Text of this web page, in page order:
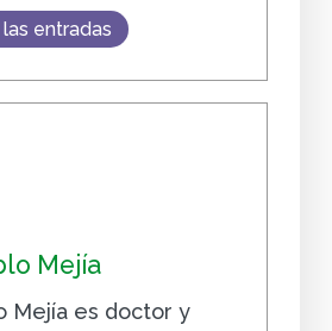
entradas
Mejía
Mejía es doctor y